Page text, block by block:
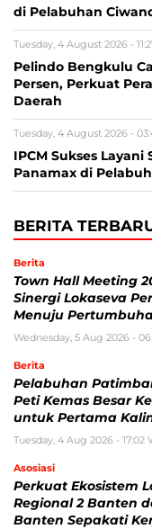
di Pelabuhan
Tuesday, 4 August 2026 -
Pelindo Bengkulu
Persen, Perkuat
Daerah
Tuesday, 4 August 2026 -
IPCM Sukses
Panamax di
BERITA
Berita
Town Hall Meeting
Sinergi Lokaseva
Menuju
Wednesday, 5 Aug 2026 -
Berita
Pelabuhan
Peti Kemas Besar
untuk Pertama
Tuesday, 4 Aug 2026 - 17:02
Asosiasi
Perkuat Ekosistem
Regional 2 Banten
Banten Sepakati